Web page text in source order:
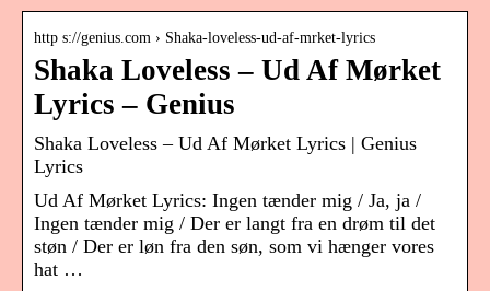
http s://genius.com › Shaka-loveless-ud-af-mrket-lyrics
Shaka Loveless – Ud Af Mørket
Lyrics – Genius
Shaka Loveless – Ud Af Mørket Lyrics | Genius
Lyrics
Ud Af Mørket Lyrics: Ingen tænder mig / Ja, ja /
Ingen tænder mig / Der er langt fra en drøm til det
støn / Der er løn fra den søn, som vi hænger vores
hat …